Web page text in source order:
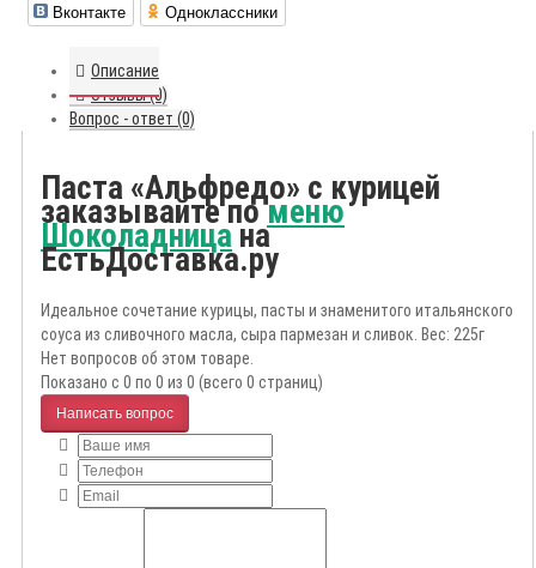
Вконтакте Одноклассники
Описание
Отзывы (0)
Вопрос - ответ (0)
Паста «Альфредо» с курицей
заказывайте поменю
Шоколадницана
ЕстьДоставка.ру
Идеальное сочетание курицы, пасты и знаменитого итальянского
соуса из сливочного масла, сыра пармезан и сливок. Вес: 225г
Нет вопросов об этом товаре.
Показано с 0 по 0 из 0 (всего 0 страниц)
Написать вопрос